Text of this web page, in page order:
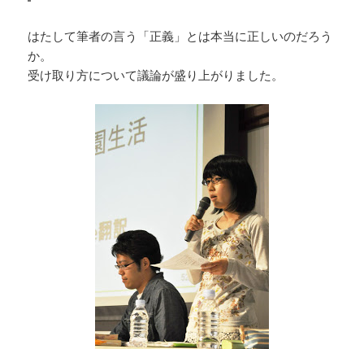
はたして筆者の言う「正義」とは本当に正しいのだろう
か。
受け取り方について議論が盛り上がりました。